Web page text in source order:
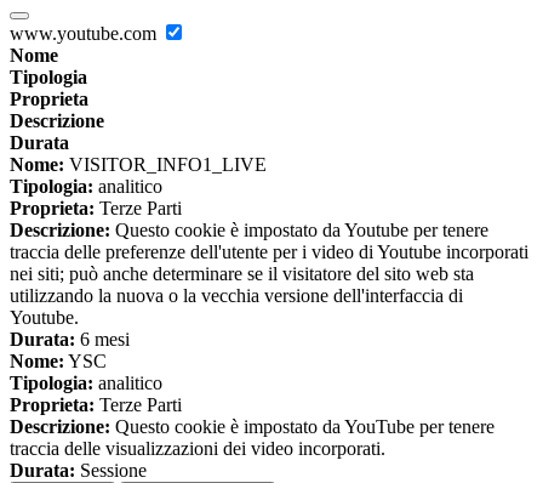
www.youtube.com
Nome
Tipologia
Proprieta
Descrizione
Durata
Nome: VISITOR_INFO1_LIVE
Tipologia: analitico
Proprieta: Terze Parti
Descrizione: Questo cookie è impostato da Youtube per tenere
traccia delle preferenze dell'utente per i video di Youtube incorporati
nei siti; può anche determinare se il visitatore del sito web sta
utilizzando la nuova o la vecchia versione dell'interfaccia di
Youtube.
Durata: 6 mesi
Nome: YSC
Tipologia: analitico
Proprieta: Terze Parti
Descrizione: Questo cookie è impostato da YouTube per tenere
traccia delle visualizzazioni dei video incorporati.
Durata: Sessione